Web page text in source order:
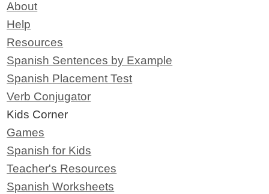
About
Help
Resources
Spanish Sentences by Example
Spanish Placement Test
Verb Conjugator
Kids Corner
Games
Spanish for Kids
Teacher's Resources
Spanish Worksheets